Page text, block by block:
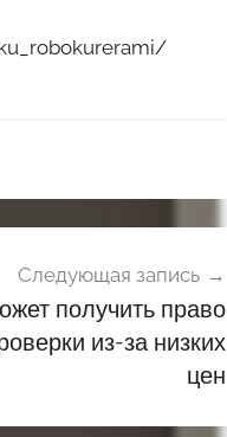
Следующая запись
получить право
из-за низких
цен